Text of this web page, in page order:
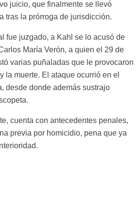
juicio, que finalmente se llevó
tras la prórroga de jurisdicción.
fue juzgado, a Kahl se lo acusó de
María Verón, a quien el 29 de
varias puñaladas que le provocaron
la muerte. El ataque ocurrió en el
desde donde además sustrajo
cuenta con antecedentes penales,
previa por homicidio, pena que ya